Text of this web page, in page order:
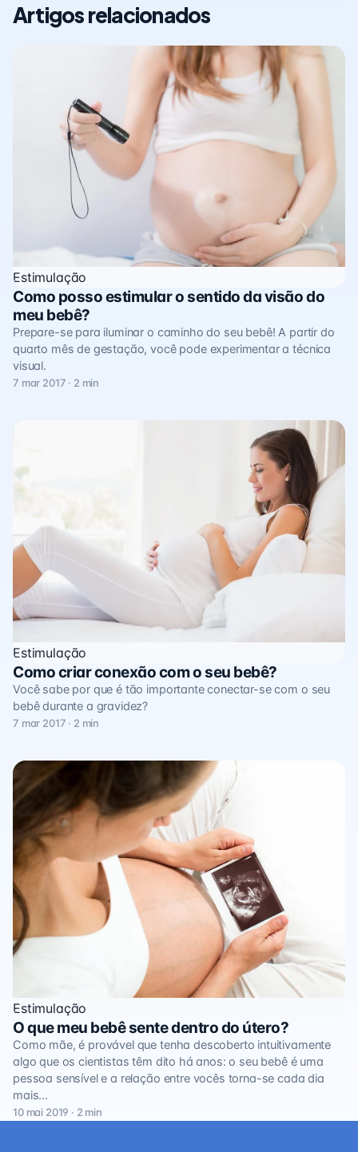
Artigos relacionados
Estimulação
Como posso estimular o sentido da visão do
meu bebê?
Prepare-se para iluminar o caminho do seu bebê! A partir do
quarto mês de gestação, você pode experimentar a técnica
visual.
7 mar 2017 · 2 min
Estimulação
Como criar conexão com o seu bebê?
Você sabe por que é tão importante conectar-se com o seu
bebê durante a gravidez?
7 mar 2017 · 2 min
Estimulação
O que meu bebê sente dentro do útero?
Como mãe, é provável que tenha descoberto intuitivamente
algo que os cientistas têm dito há anos: o seu bebê é uma
pessoa sensível e a relação entre vocês torna-se cada dia
mais…
10 mai 2019 · 2 min